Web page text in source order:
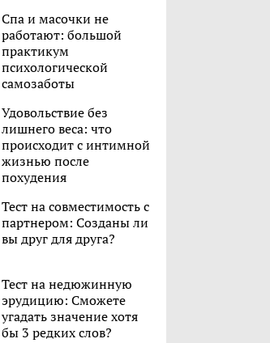
Спа и масочки не
работают: большой
практикум
психологической
самозаботы
Удовольствие без
лишнего веса: что
происходит с интимной
жизнью после
похудения
Тест на совместимость с
партнером: Созданы ли
вы друг для друга?
Тест на недюжинную
эрудицию: Сможете
угадать значение хотя
бы 3 редких слов?